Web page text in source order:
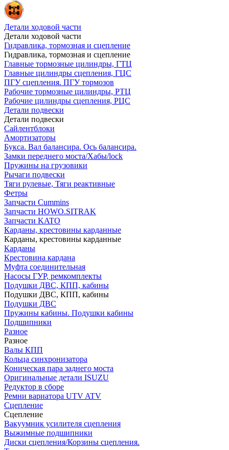
Детали ходовой части
Детали ходовой части
Гидравлика, тормозная и сцепление
Гидравлика, тормозная и сцепление
Главные тормозные цилиндры, ГТЦ
Главные цилиндры сцепления, ГЦС
ПГУ сцепления. ПГУ тормозов
Рабочие тормозные цилиндры, РТЦ
Рабочие цилиндры сцепления, РЦС
Детали подвески
Детали подвески
Cайлентблоки
Амортизаторы
Букса. Вал балансира. Ось балансира.
Замки переднего моста/Хабы/lock
Пружины на грузовики
Рычаги подвески
Тяги рулевые, Тяги реактивные
Фетры
Запчасти Cummins
Запчасти HOWO.SITRAK
Запчасти KATO
Карданы, крестовины карданные
Карданы, крестовины карданные
Карданы
Крестовина кардана
Муфта соединительная
Насосы ГУР, ремкомплекты
Подушки ДВС, КПП, кабины
Подушки ДВС, КПП, кабины
Подушки ДВС
Пружины кабины. Подушки кабины
Подшипники
Разное
Разное
Валы КПП
Кольца синхронизатора
Коническая пара заднего моста
Оригинальные детали ISUZU
Редуктор в сборе
Ремни вариатора UTV ATV
Сцепление
Сцепление
Вакуумник усилителя сцепления
Выжимные подшипники
Диски сцепления/Корзины сцепления.